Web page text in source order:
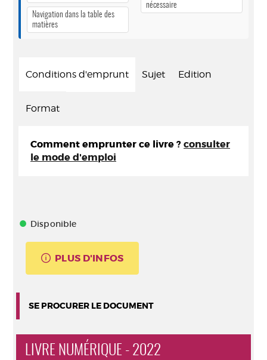
Navigation dans la table des
matières
nécessaire
Conditions d'emprunt Sujet Edition
Format
Comment emprunter ce livre ? consulter
le mode d'emploi
Disponible
PLUS D'INFOS
SE PROCURER LE DOCUMENT
LIVRE NUMÉRIQUE - 2022